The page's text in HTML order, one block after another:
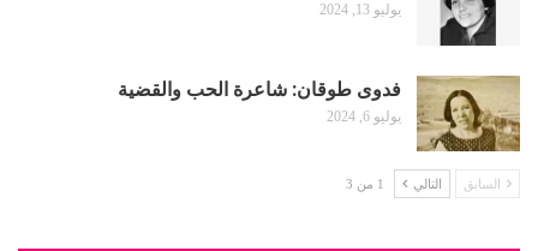
يوليو 13, 2024
فدوى طوقان: شاعرة الحب والقضية
يوليو 6, 2024
السابق التالي 1 من 3